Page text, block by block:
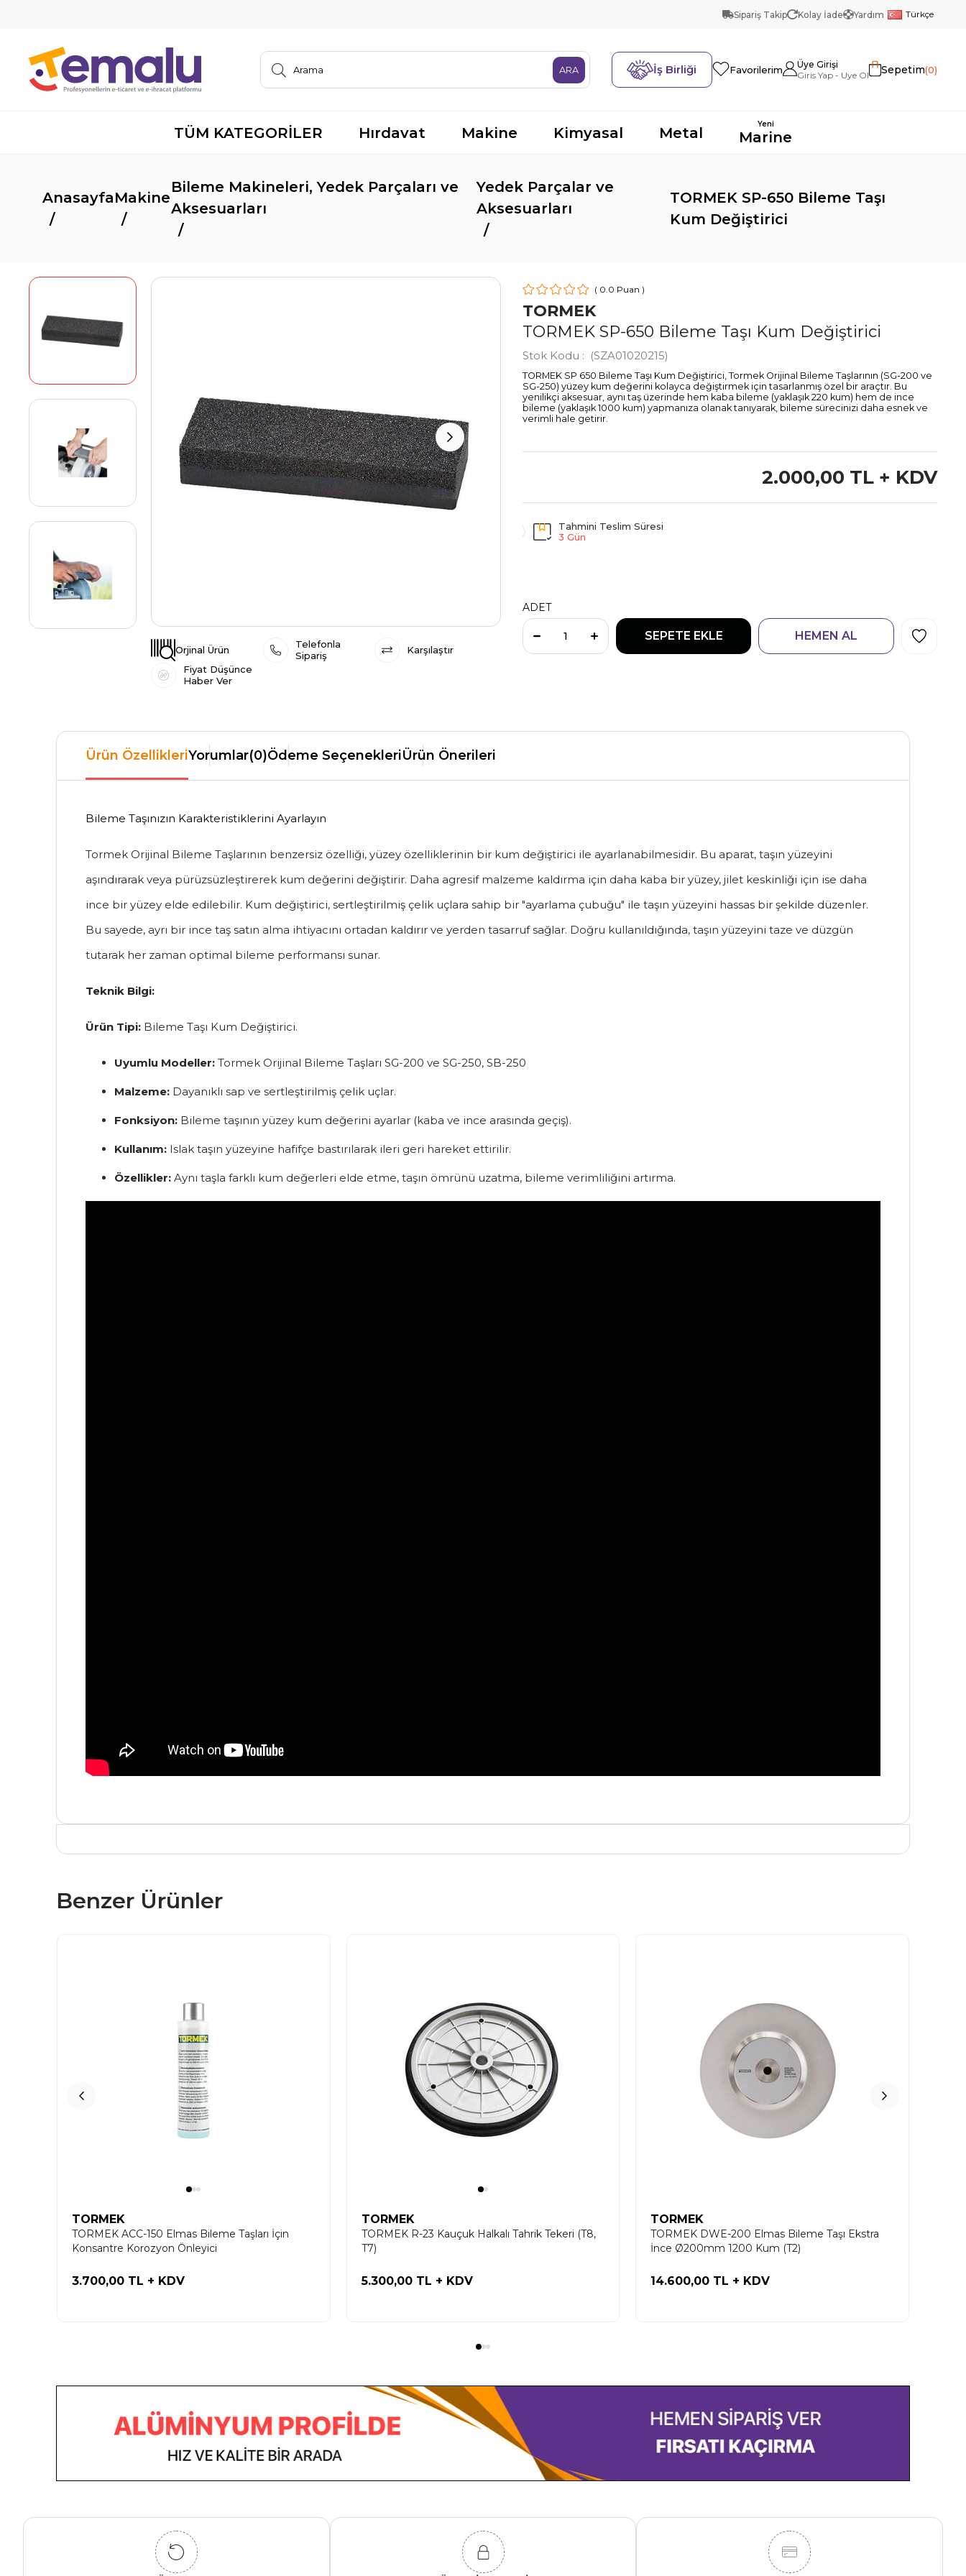
Sipariş Takip Kolay İade Yardım Türkçe
İş Birliği Favorilerim Üye Girişi Sepetim 0
TÜM KATEGORİLER Hırdavat Makine Kimyasal Metal Yeni
Marine
AnasayfaMakine
Bileme Makineleri, Yedek Parçaları ve
Aksesuarları
Yedek Parçalar ve
Aksesuarları
TORMEK SP-650 Bileme Taşı
Kum Değiştirici
Orjinal Ürün
Telefonla
Sipariş
Karşılaştır
Fiyat Düşünce
Haber Ver
0.0
TORMEK
TORMEK SP-650 Bileme Taşı Kum Değiştirici
Stok Kodu (SZA01020215)
TORMEK SP 650 Bileme Taşı Kum Değiştirici, Tormek Orijinal Bileme Taşlarının (SG-200 ve
SG-250) yüzey kum değerini kolayca değiştirmek için tasarlanmış özel bir araçtır. Bu
yenilikçi aksesuar, aynı taş üzerinde hem kaba bileme (yaklaşık 220 kum) hem de ince
bileme (yaklaşık 1000 kum) yapmanıza olanak tanıyarak, bileme sürecinizi daha esnek ve
verimli hale getirir.
2.000,00 TL+ KDV
Tahmini Teslim Süresi
3 Gün
ADET
Ürün ÖzellikleriYorumlar(0)Ödeme SeçenekleriÜrün Önerileri
Bileme Taşınızın Karakteristiklerini Ayarlayın
Tormek Orijinal Bileme Taşlarının benzersiz özelliği, yüzey özelliklerinin bir kum değiştirici ile ayarlanabilmesidir. Bu aparat, taşın yüzeyini
aşındırarak veya pürüzsüzleştirerek kum değerini değiştirir. Daha agresif malzeme kaldırma için daha kaba bir yüzey, jilet keskinliği için ise daha
ince bir yüzey elde edilebilir. Kum değiştirici, sertleştirilmiş çelik uçlara sahip bir "ayarlama çubuğu" ile taşın yüzeyini hassas bir şekilde düzenler.
Bu sayede, ayrı bir ince taş satın alma ihtiyacını ortadan kaldırır ve yerden tasarruf sağlar. Doğru kullanıldığında, taşın yüzeyini taze ve düzgün
tutarak her zaman optimal bileme performansı sunar.
Teknik Bilgi:
Ürün Tipi: Bileme Taşı Kum Değiştirici.
Uyumlu Modeller: Tormek Orijinal Bileme Taşları SG-200 ve SG-250, SB-250
Malzeme: Dayanıklı sap ve sertleştirilmiş çelik uçlar.
Fonksiyon: Bileme taşının yüzey kum değerini ayarlar (kaba ve ince arasında geçiş).
Kullanım: Islak taşın yüzeyine hafifçe bastırılarak ileri geri hareket ettirilir.
Özellikler: Aynı taşla farklı kum değerleri elde etme, taşın ömrünü uzatma, bileme verimliliğini artırma.
Benzer Ürünler
TORMEK
TORMEK ACC-150 Elmas Bileme Taşları İçin
Konsantre Korozyon Önleyici
3.700,00 TL + KDV
TORMEK
TORMEK R-23 Kauçuk Halkalı Tahrik Tekeri (T8,
T7)
5.300,00 TL + KDV
TORMEK
TORMEK DWE-200 Elmas Bileme Taşı Ekstra
İnce Ø200mm 1200 Kum (T2)
14.600,00 TL + KDV